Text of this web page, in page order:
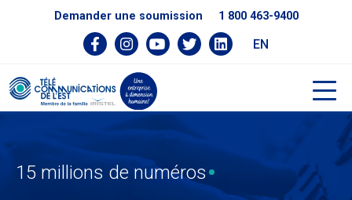
Demander une soumission 1 800 463-9400
EN
15 millions de numéros